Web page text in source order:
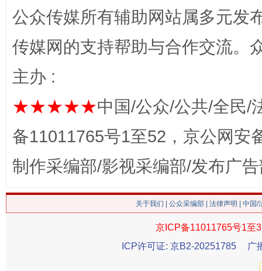
习近平的博鳌关键词
魏明亮
公众传媒所有辅助网站属多元发
传媒网的支持帮助与合作交流。
主办 :
★★★★★中国/公众/公共/全民/
备11011765号1至52，京公网安
制作采编部/影视采编部/发布广
关于我们 公众采编部 法律声明 | 中国
京ICP备11011765号1至
ICP许可证: 京B2-20251785
广